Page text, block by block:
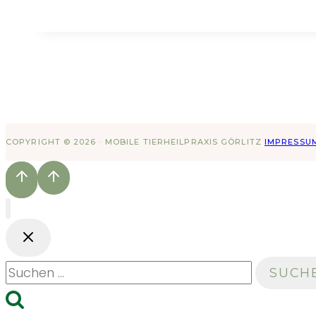
COPYRIGHT © 2026 · MOBILE TIERHEILPRAXIS GÖRLITZ
Suchen
nach: